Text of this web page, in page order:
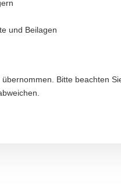
und Beilagen
Bitte beachten